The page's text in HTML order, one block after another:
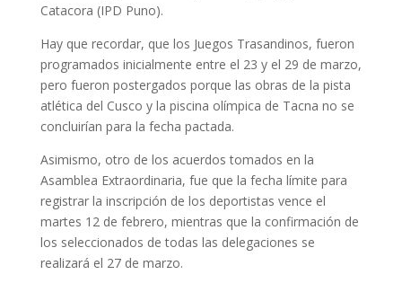
Catacora (IPD Puno).
Hay que recordar, que los Juegos Trasandinos, fueron
programados inicialmente entre el 23 y el 29 de marzo,
pero fueron postergados porque las obras de la pista
atlética del Cusco y la piscina olímpica de Tacna no se
concluirían para la fecha pactada.
Asimismo, otro de los acuerdos tomados en la
Asamblea Extraordinaria, fue que la fecha límite para
registrar la inscripción de los deportistas vence el
martes 12 de febrero, mientras que la confirmación de
los seleccionados de todas las delegaciones se
realizará el 27 de marzo.